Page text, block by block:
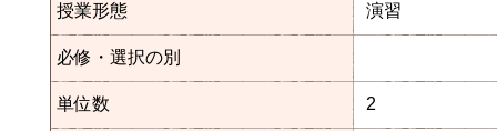
授業形態 演習
必修・選択の別
単位数 2